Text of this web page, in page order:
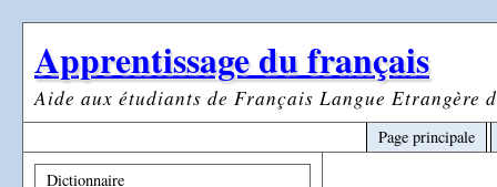
Apprentissage du français
Aide aux étudiants de Français Langue Etrangère
Page principale
Dictionnaire